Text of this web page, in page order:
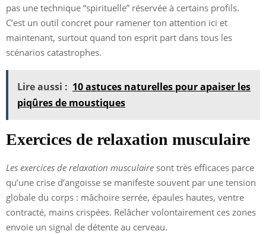
pas une technique “spirituelle” réservée à certains profils.
C’est un outil concret pour ramener ton attention ici et
maintenant, surtout quand ton esprit part dans tous les
scénarios catastrophes.
Lire aussi : 10 astuces naturelles pour apaiser les
piqûres de moustiques
Exercices de relaxation musculaire
Les exercices de relaxation musculaire sont très efficaces parce
qu’une crise d’angoisse se manifeste souvent par une tension
globale du corps : mâchoire serrée, épaules hautes, ventre
contracté, mains crispées. Relâcher volontairement ces zones
envoie un signal de détente au cerveau.